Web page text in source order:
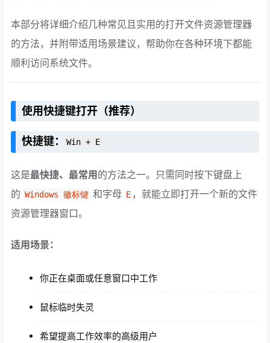
本部分将详细介绍几种常见且实用的打开文件资源管理器
的方法，并附带适用场景建议，帮助你在各种环境下都能
顺利访问系统文件。
使用快捷键打开（推荐）
快捷键： Win + E
这是最快捷、最常用的方法之一。只需同时按下键盘上
的 Windows 徽标键 和字母 E ，就能立即打开一个新的文件
资源管理器窗口。
适用场景：
你正在桌面或任意窗口中工作
鼠标临时失灵
希望提高工作效率的高级用户